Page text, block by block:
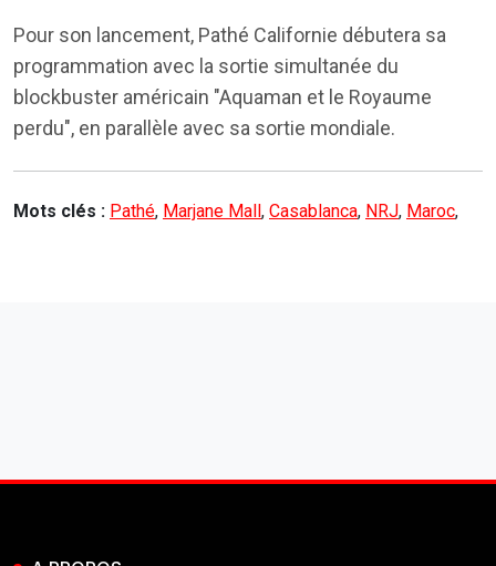
Pour son lancement, Pathé Californie débutera sa
programmation avec la sortie simultanée du
blockbuster américain "Aquaman et le Royaume
perdu", en parallèle avec sa sortie mondiale.
Mots clés : Pathé, Marjane Mall , Casablanca, NRJ, Maroc,